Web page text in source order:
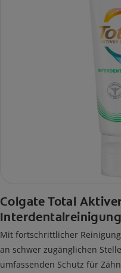
Colgate Total
Mit fortschrittlicher
an schwer zugänglichen
umfassenden Schutz für